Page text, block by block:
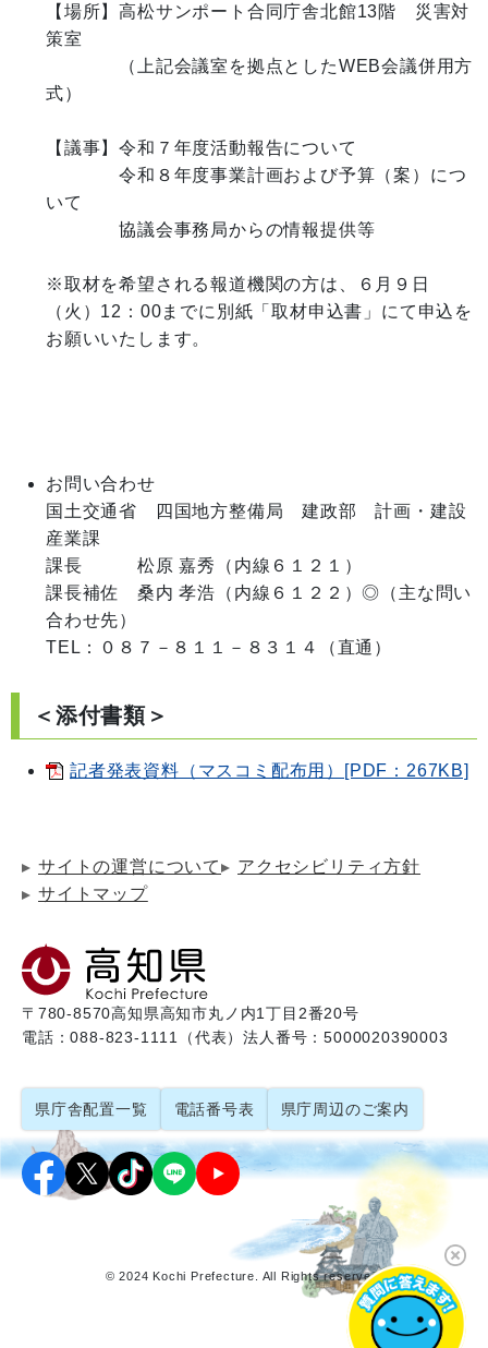
【場所】高松サンポート合同庁舎北館13階　災害対
策室
（上記会議室を拠点としたWEB会議併用方
式）
【議事】令和７年度活動報告について
令和８年度事業計画および予算（案）につ
いて
協議会事務局からの情報提供等
※取材を希望される報道機関の方は、６月９日
（火）12：00までに別紙「取材申込書」にて申込を
お願いいたします。
お問い合わせ
国土交通省　四国地方整備局　建政部　計画・建設
産業課
課長　　　松原 嘉秀（内線６１２１）
課長補佐　桑内 孝浩（内線６１２２）◎（主な問い
合わせ先）
TEL：０８７－８１１－８３１４（直通）
＜添付書類＞
記者発表資料（マスコミ配布用）[PDF：267KB]
サイトの運営について
アクセシビリティ方針
サイトマップ
〒780-8570高知県高知市丸ノ内1丁目2番20号
電話：088-823-1111（代表）法人番号：5000020390003
県庁舎配置一覧 電話番号表 県庁周辺のご案内
© 2024 Kochi Prefecture. All Rights reserved.